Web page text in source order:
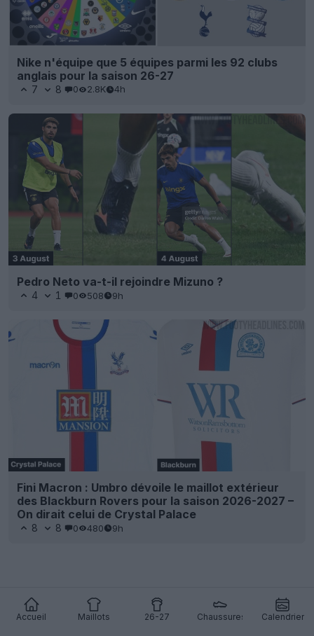
Accueil Maillots 26-27 Chaussures Calendrier
Nike n'équipe que 5 équipes parmi les 92 clubs
anglais pour la saison 26-27
7 8 0 2.8K 4h
Pedro Neto va-t-il rejoindre Mizuno ?
4 1 0 508 9h
Fini Macron : Umbro dévoile le maillot extérieur
des Blackburn Rovers pour la saison 2026-2027 –
On dirait celui de Crystal Palace
8 8 0 480 9h